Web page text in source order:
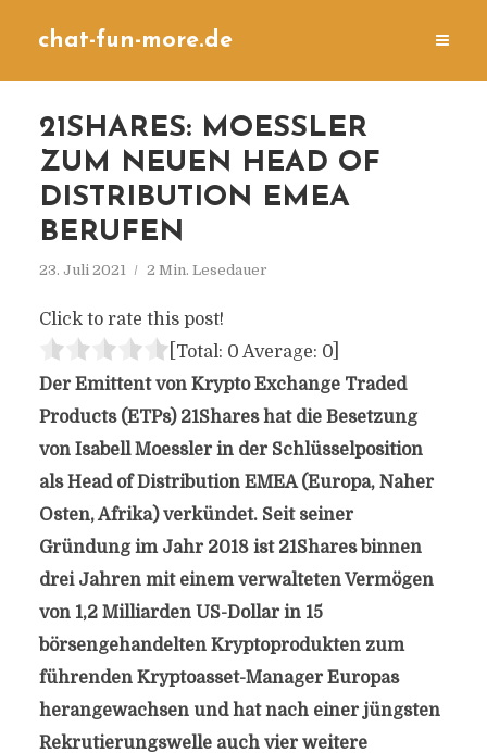
chat-fun-more.de
21SHARES: MOESSLER
ZUM NEUEN HEAD OF
DISTRIBUTION EMEA
BERUFEN
23. Juli 2021 2 Min. Lesedauer
Click to rate this post!
[Total: 0 Average: 0]
Der Emittent von Krypto Exchange Traded
Products (ETPs) 21Shares hat die Besetzung
von Isabell Moessler in der Schlüsselposition
als Head of Distribution EMEA (Europa, Naher
Osten, Afrika) verkündet. Seit seiner
Gründung im Jahr 2018 ist 21Shares binnen
drei Jahren mit einem verwalteten Vermögen
von 1,2 Milliarden US-Dollar in 15
börsengehandelten Kryptoprodukten zum
führenden Kryptoasset-Manager Europas
herangewachsen und hat nach einer jüngsten
Rekrutierungswelle auch vier weitere